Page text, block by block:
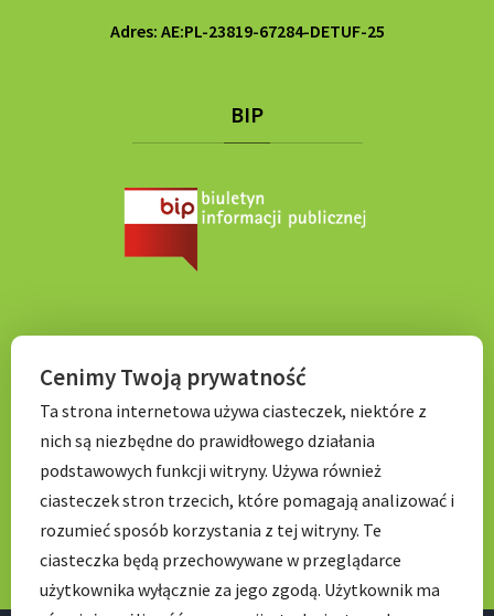
Adres: AE:PL-23819-67284-DETUF-25
BIP
Tel. 71 798 67 99
E-mail:sekretariat.p056@wroclawskaedukacja.pl
Godziny otwarcia:
7:00 – 17: 00
Cenimy Twoją prywatność
Ta strona internetowa używa ciasteczek, niektóre z
nich są niezbędne do prawidłowego działania
podstawowych funkcji witryny. Używa również
ciasteczek stron trzecich, które pomagają analizować i
rozumieć sposób korzystania z tej witryny. Te
ciasteczka będą przechowywane w przeglądarce
użytkownika wyłącznie za jego zgodą. Użytkownik ma